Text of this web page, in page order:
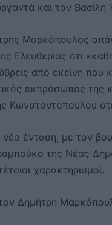
και τον Βασίλη
Μαρκόπουλος
ότι
από εκείνη που
εκπρόσωπος της
Κωνσταντοπούλου
ένταση, με τον
της Νέας
χαρακτηρισμοί.
Δημήτρη